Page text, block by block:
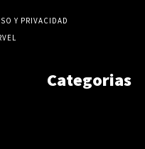
Y PRIVACIDAD
Categorias